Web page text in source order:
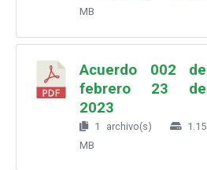
MB
Acuerdo 002 de
febrero 23 de
2023
1 archivo(s)
1.15
MB